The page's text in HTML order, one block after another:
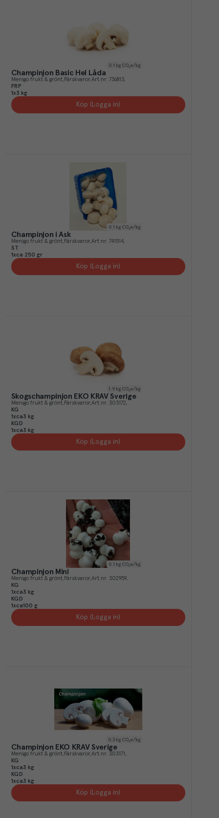
0.1 kg CO₂e/kg
Champinjon Basic Hel Låda
Menigo frukt & grönt Färskvaror Art.nr. 736813
FRP
1x3 kg
Köp (Logga in)
0.1 kg CO₂e/kg
Champinjon i Ask
Menigo frukt & grönt Färskvaror Art.nr. 741514
ST
1xca 250 gr
Köp (Logga in)
1.9 kg CO₂e/kg
Skogschampinjon EKO KRAV Sverige
Menigo frukt & grönt Färskvaror Art.nr. 303172
KG
1xca3 kg
KGD
1xca3 kg
Köp (Logga in)
0.1 kg CO₂e/kg
Champinjon Mini
Menigo frukt & grönt Färskvaror Art.nr. 302959
KG
1xca3 kg
KGD
1xca100 g
Köp (Logga in)
0.3 kg CO₂e/kg
Champinjon EKO KRAV Sverige
Menigo frukt & grönt Färskvaror Art.nr. 303171
KG
1xca3 kg
KGD
1xca3 kg
Köp (Logga in)